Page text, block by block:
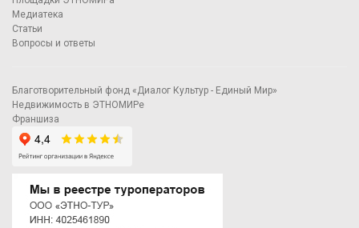
Медиатека
Статьи
Вопросы и ответы
Благотворительный фонд «Диалог Культур - Единый Мир»
Недвижимость в ЭТНОМИРе
Франшиза